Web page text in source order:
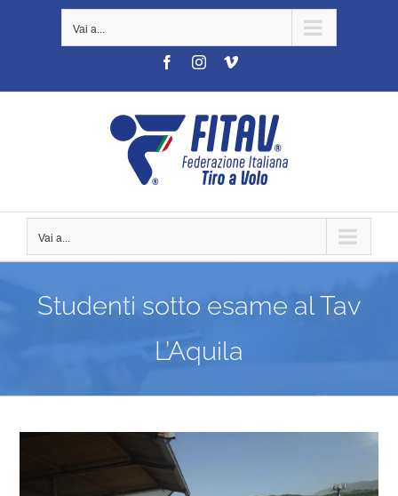
Vai a...
FacebookInstagramVimeo
Vai a...
Studenti sotto esame al Tav
L’Aquila